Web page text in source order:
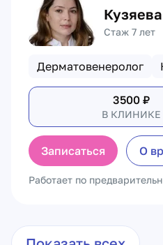
Стаж 7 лет
Дерматовенеролог
3500 ₽
В КЛИНИКЕ
Записаться О
Работает по